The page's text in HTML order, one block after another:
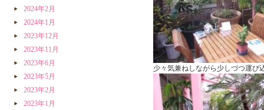
2024年2月
2024年1月
2023年12月
2023年11月
2023年6月
2023年5月
2023年2月
2023年1月
少々気兼ねしながら少しづつ運び